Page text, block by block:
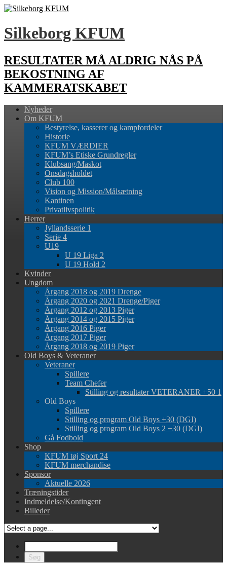
Silkeborg KFUM
RESULTATER MÅ ALDRIG NÅS PÅ
BEKOSTNING AF
KAMMERATSKABET
Nyheder
Om KFUM
Bestyrelse, kasserer og kampfordeler
Historie
KFUM VÆRDIER
KFUM’s Etiske Grundregler
Klubsang/Maskot
Onsdagsholdet
Club 100
Vision og Mission/Målsætning
Kantinen
Privatlivspolitik
Herrer
Jyllandsserie 1
Serie 4
U19
U 19 Liga 2
U 19 Hold 2
Kvinder
Ungdom
Årgang 2018 og 2019 Drenge
Årgang 2020 og 2021 Drenge/Piger
Årgang 2012 og 2013 Piger
Årgang 2014 og 2015 Piger
Årgang 2016 Piger
Årgang 2017 Piger
Årgang 2018 og 2019 Piger
Old Boys & Veteraner
Veteraner
Spillere
Team Chefer
Stilling og resultater VETERANER +50 1
Old Boys
Spillere
Stilling og program Old Boys +30 (DGI)
Stilling og program Old Boys 2 +30 (DGI)
Gå Fodbold
Shop
KFUM tøj Sport 24
KFUM merchandise
Sponsor
Aktuelle 2026
Træningstider
Indmeldelse/Kontingent
Billeder